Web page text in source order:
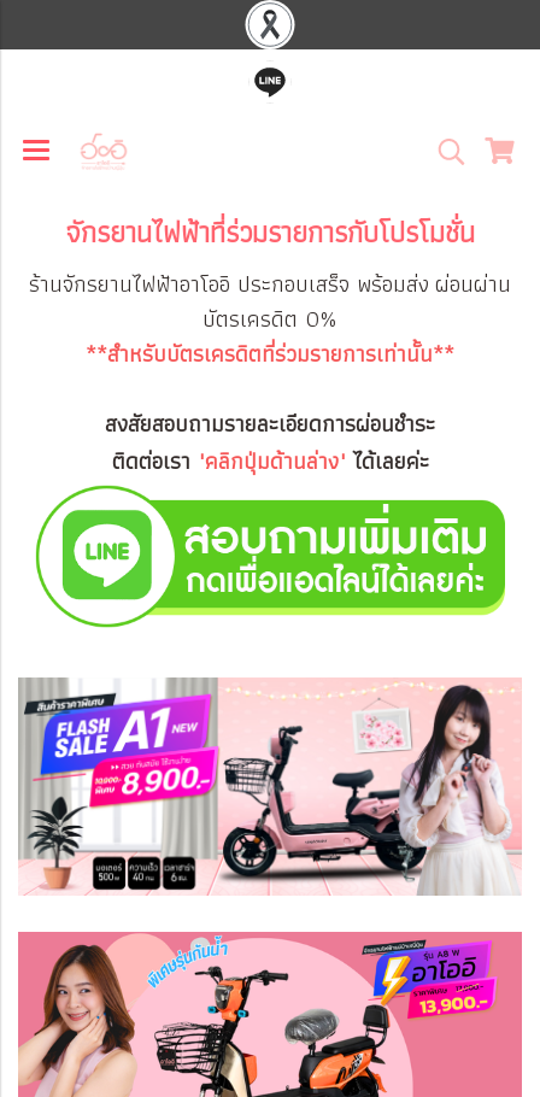
จักรยานไฟฟ้าที่ร่วมรายการกับโปรโมชั่น
ร้านจักรยานไฟฟ้าอาโออิ ประกอบเสร็จ พร้อมส่งผ่อนผ่าน
บัตรเครดิต 0%
**สำหรับบัตรเครดิตที่ร่วมรายการเท่านั้น**
สงสัยสอบถามรายละเอียดการผ่อนชำระ
ติดต่อเรา "คลิกปุ่มด้านล่าง"ได้เลยค่ะ